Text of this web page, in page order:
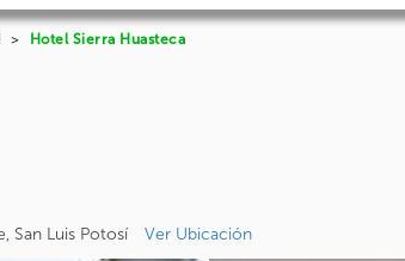
Hotel Sierra Huasteca
San Luis Potosí Ver Ubicación